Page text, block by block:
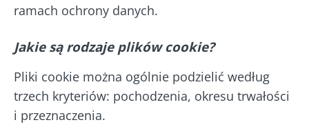
ramach ochrony danych.
Jakie są rodzaje plików cookie?
Pliki cookie można ogólnie podzielić według
trzech kryteriów: pochodzenia, okresu trwałości
i przeznaczenia.